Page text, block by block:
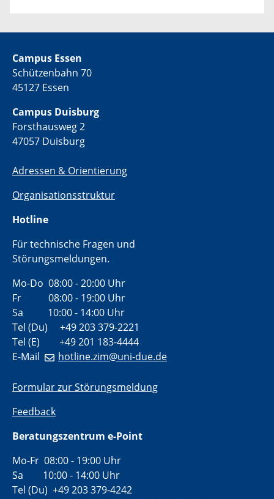
Campus Essen
Schützenbahn 70
45127 Essen
Campus Duisburg
Forsthausweg 2
47057 Duisburg
Adressen & Orientierung
Organisationsstruktur
Hotline
Für technische Fragen und
Störungsmeldungen.
Mo-Do 08:00 - 20:00 Uhr
Fr 08:00 - 19:00 Uhr
Sa 10:00 - 14:00 Uhr
Tel (Du) +49 203 379-2221
Tel (E) +49 201 183-4444
E-Mail
hotline.zim@uni-due.de
Formular zur Störungsmeldung
Feedback
Beratungszentrum e-Point
Mo-Fr 08:00 - 19:00 Uhr
Sa 10:00 - 14:00 Uhr
Tel (Du) +49 203 379-4242